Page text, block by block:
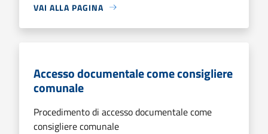
VAI ALLA PAGINA
Accesso documentale come consigliere
comunale
Procedimento di accesso documentale come
consigliere comunale